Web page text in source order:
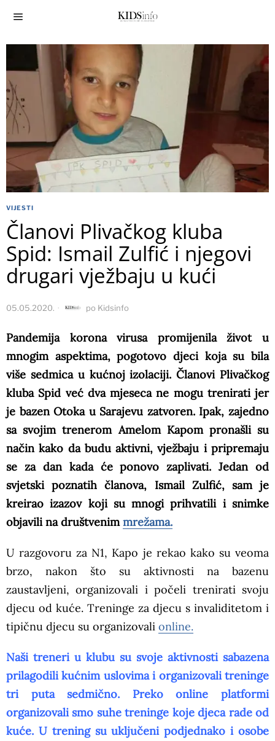
VIJESTI
Članovi Plivačkog kluba
Spid: Ismail Zulfić i njegovi
drugari vježbaju u kući
05.05.2020. po Kidsinfo
Pandemija korona virusa promijenila život u
mnogim aspektima, pogotovo djeci koja su bila
više sedmica u kućnoj izolaciji. Članovi Plivačkog
kluba Spid već dva mjeseca ne mogu trenirati jer
je bazen Otoka u Sarajevu zatvoren. Ipak, zajedno
sa svojim trenerom Amelom Kapom pronašli su
način kako da budu aktivni, vježbaju i pripremaju
se za dan kada će ponovo zaplivati. Jedan od
svjetski poznatih članova, Ismail Zulfić, sam je
kreirao izazov koji su mnogi prihvatili i snimke
objavili na društvenimmrežama.
U razgovoru za N1, Kapo je rekao kako su veoma
brzo, nakon što su aktivnosti na bazenu
zaustavljeni, organizovali i počeli trenirati svoju
djecu od kuće. Treninge za djecu s invaliditetom i
tipičnu djecu su organizovali online.
Naši treneri u klubu su svoje aktivnosti sabazena
prilagodili kućnim uslovima i organizovali treninge
tri puta sedmično. Preko online platformi
organizovali smo suhe treninge koje djeca rade od
kuće. U trening su uključeni podjednako i osobe